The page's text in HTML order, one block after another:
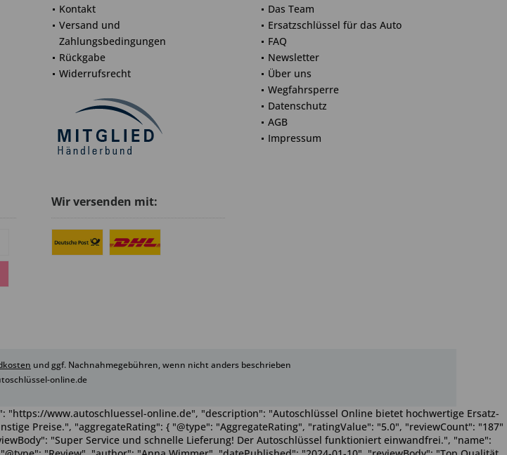
Kontakt
Versand und
Zahlungsbedingungen
Rückgabe
Widerrufsrecht
Das Team
Ersatzschlüssel für das Auto
FAQ
Newsletter
Über uns
Wegfahrsperre
Datenschutz
AGB
Impressum
Wir versenden mit:
und ggf. Nachnahmegebühren, wenn nicht anders beschrieben
online.de
www.autoschluessel-online.de", "description": "Autoschlüssel Online bietet hochwertige Ersatz-
Preise.", "aggregateRating": { "@type": "AggregateRating", "ratingValue": "5.0", "reviewCount": "187"
"Super Service und schnelle Lieferung! Der Autoschlüssel funktioniert einwandfrei.", "name":